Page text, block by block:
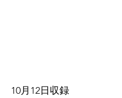
10月12日収録